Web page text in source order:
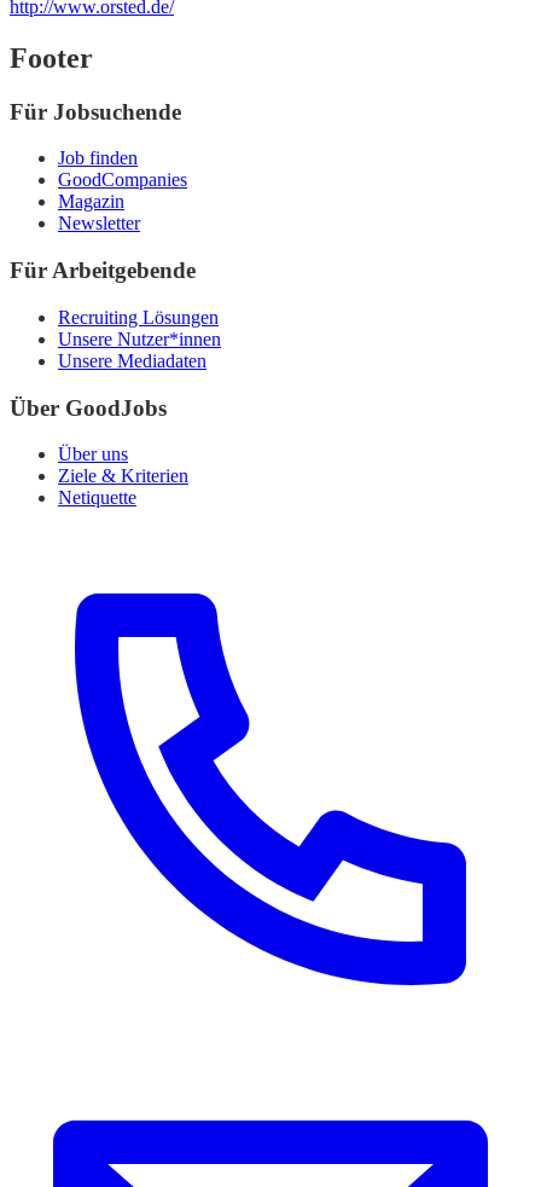
http://www.orsted.de/
Footer
Für Jobsuchende
Job finden
GoodCompanies
Magazin
Newsletter
Für Arbeitgebende
Recruiting Lösungen
Unsere Nutzer*innen
Unsere Mediadaten
Über GoodJobs
Über uns
Ziele & Kriterien
Netiquette